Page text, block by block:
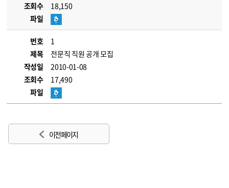
조회수
18,150
파일
번호
1
제목
전문직 직원 공개 모집
작성일
2010-01-08
조회수
17,490
파일
이전 페이지